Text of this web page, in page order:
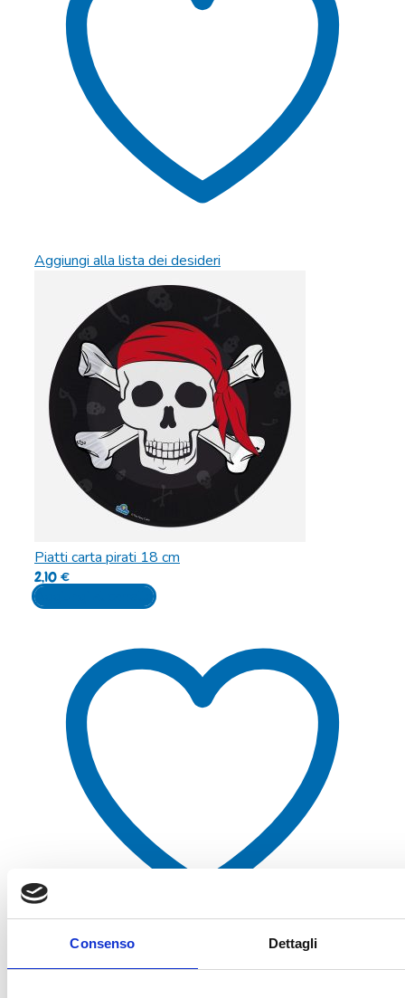
Consenso Dettagli
Aggiungi alla lista dei desideri
Piatti carta pirati 18 cm
2,10€
Aggiungi al carrello